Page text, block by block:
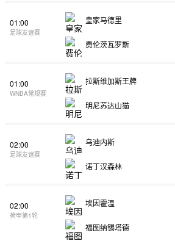
01:00
足球友谊赛
皇家马德里
费伦茨瓦罗斯
01:00
WNBA常规赛
拉斯维加斯王牌
明尼苏达山猫
02:00
足球友谊赛
乌迪内斯
诺丁汉森林
02:00
荷甲第1轮
埃因霍温
福图纳锡塔德